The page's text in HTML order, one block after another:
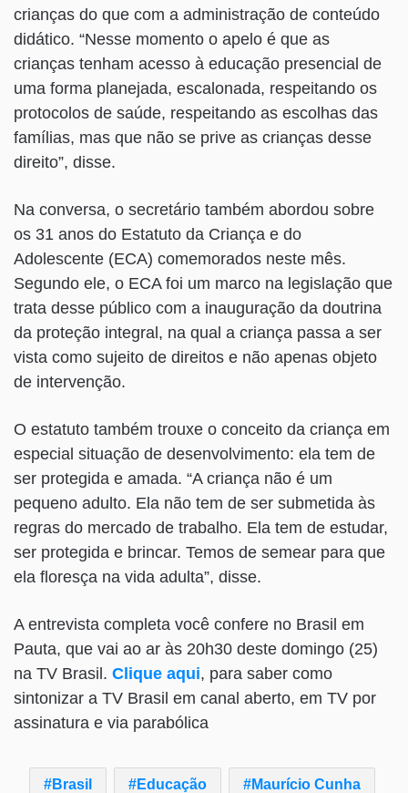
crianças do que com a administração de conteúdo
didático. “Nesse momento o apelo é que as
crianças tenham acesso à educação presencial de
uma forma planejada, escalonada, respeitando os
protocolos de saúde, respeitando as escolhas das
famílias, mas que não se prive as crianças desse
direito”, disse.
Na conversa, o secretário também abordou sobre
os 31 anos do Estatuto da Criança e do
Adolescente (ECA) comemorados neste mês.
Segundo ele, o ECA foi um marco na legislação que
trata desse público com a inauguração da doutrina
da proteção integral, na qual a criança passa a ser
vista como sujeito de direitos e não apenas objeto
de intervenção.
O estatuto também trouxe o conceito da criança em
especial situação de desenvolvimento: ela tem de
ser protegida e amada. “A criança não é um
pequeno adulto. Ela não tem de ser submetida às
regras do mercado de trabalho. Ela tem de estudar,
ser protegida e brincar. Temos de semear para que
ela floresça na vida adulta”, disse.
A entrevista completa você confere no Brasil em
Pauta, que vai ao ar às 20h30 deste domingo (25)
na TV Brasil. Clique aqui, para saber como
sintonizar a TV Brasil em canal aberto, em TV por
assinatura e via parabólica
Brasil Educação Maurício Cunha